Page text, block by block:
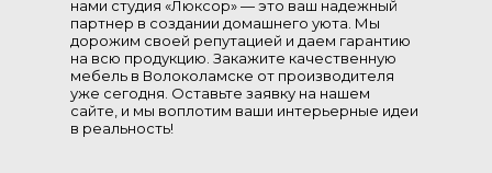
нами студия «Люксор» — это ваш надежный
партнер в создании домашнего уюта. Мы
дорожим своей репутацией и даем гарантию
на всю продукцию. Закажите качественную
мебель в Волоколамске от производителя
уже сегодня. Оставьте заявку на нашем
сайте, и мы воплотим ваши интерьерные идеи
в реальность!